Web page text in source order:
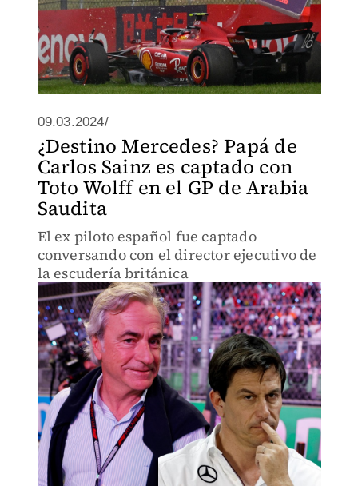
09.03.2024/
¿Destino Mercedes? Papá de
Carlos Sainz es captado con
Toto Wolff en el GP de Arabia
Saudita
El ex piloto español fue captado
conversando con el director ejecutivo de
la escudería británica